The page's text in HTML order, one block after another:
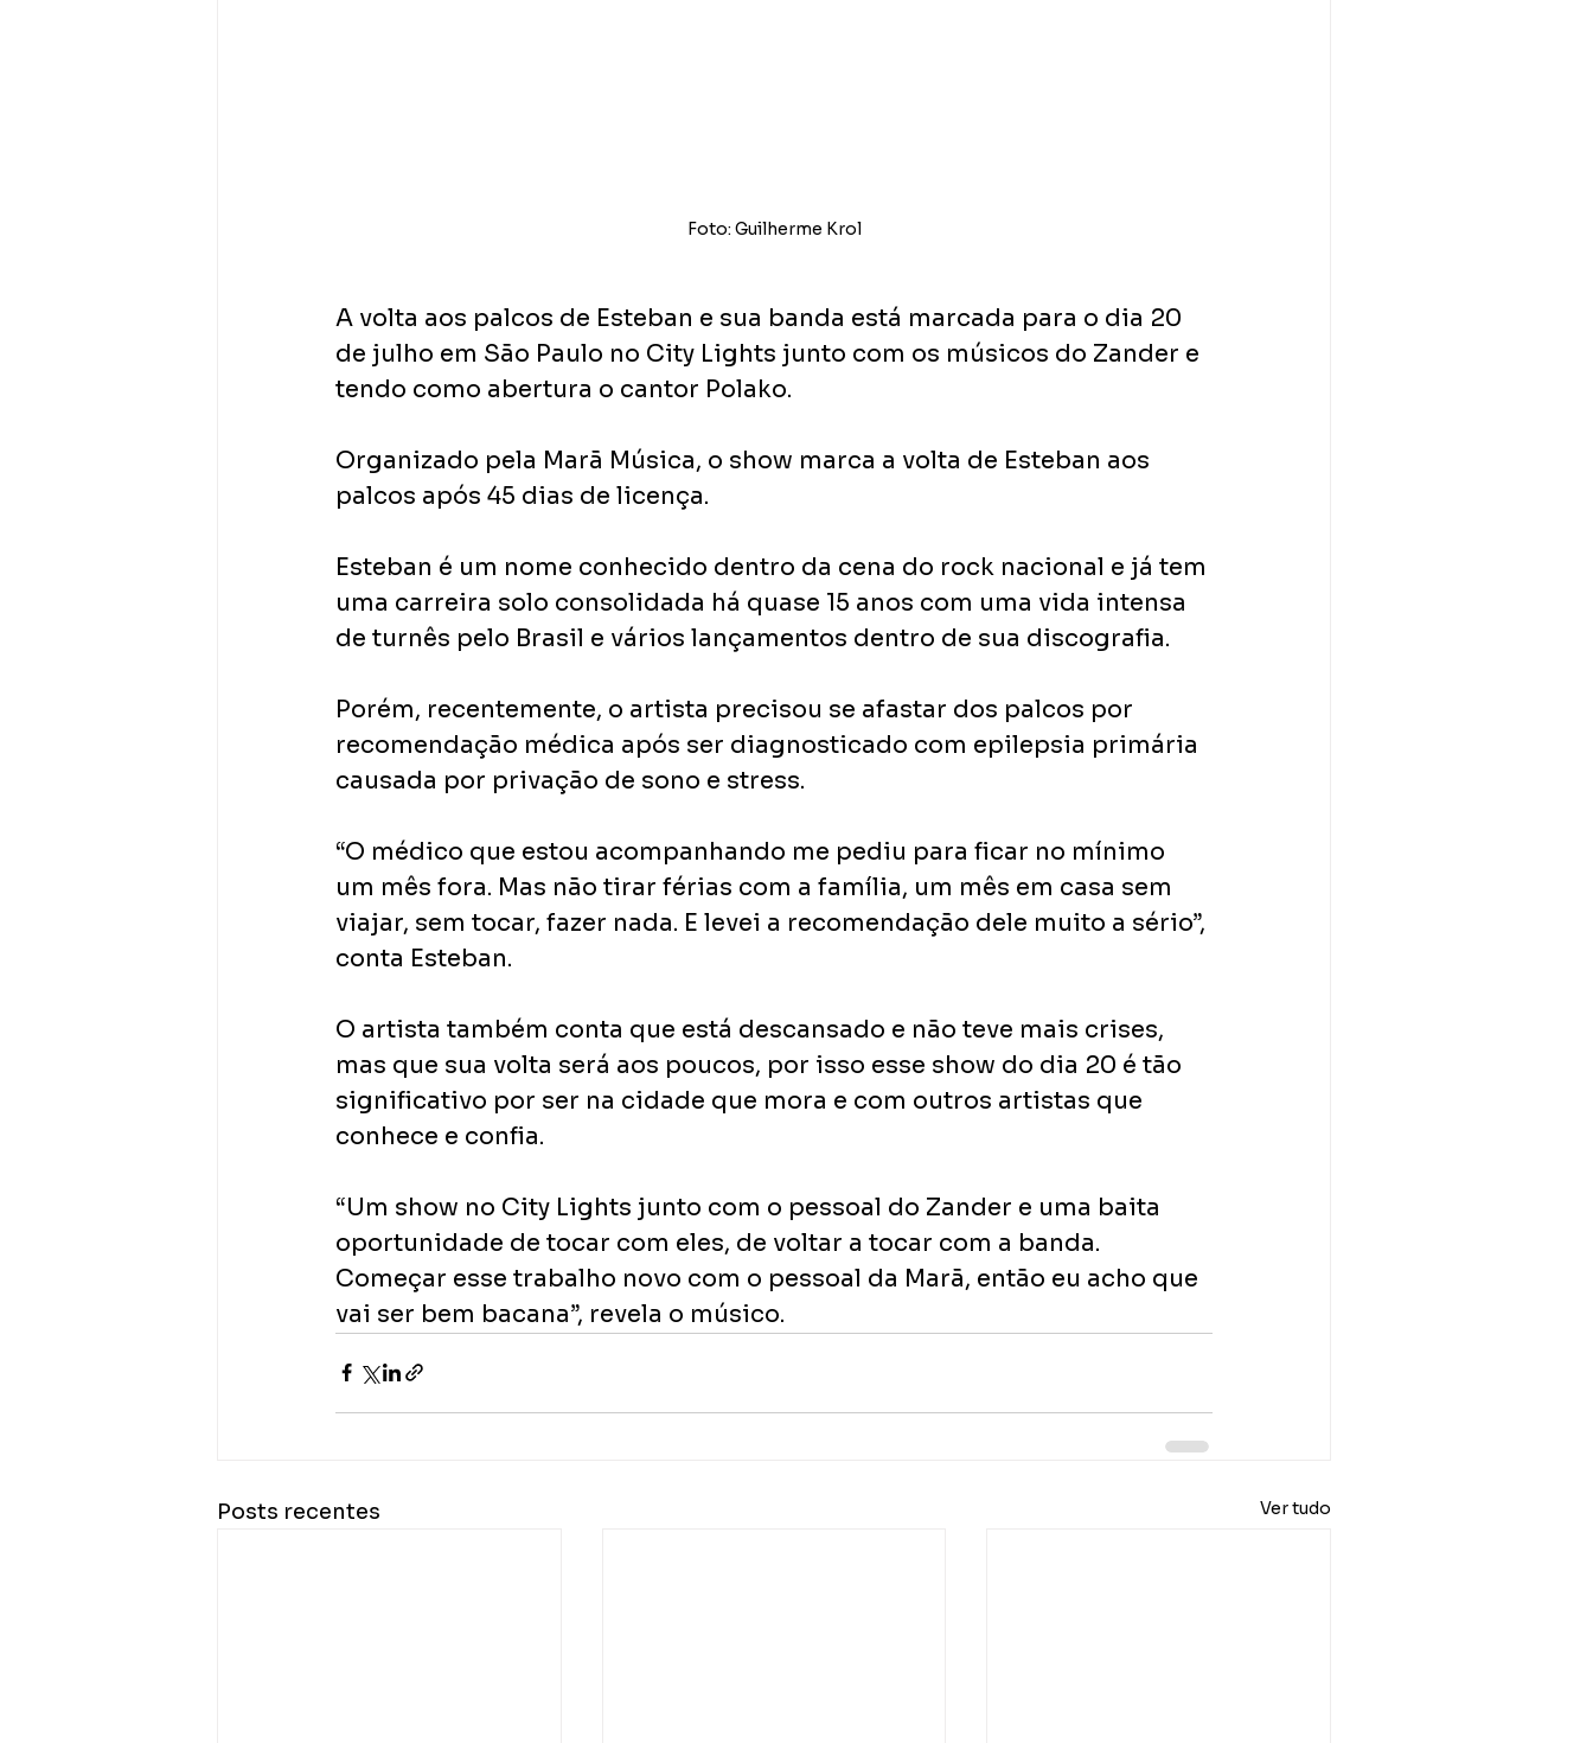
Foto: Guilherme Krol
A volta aos palcos de Esteban e sua banda está marcada para o dia 20
de julho em São Paulo no City Lights junto com os músicos do Zander e
tendo como abertura o cantor Polako.
Organizado pela Marã Música, o show marca a volta de Esteban aos
palcos após 45 dias de licença.
Esteban é um nome conhecido dentro da cena do rock nacional e já tem
uma carreira solo consolidada há quase 15 anos com uma vida intensa
de turnês pelo Brasil e vários lançamentos dentro de sua discografia.
Porém, recentemente, o artista precisou se afastar dos palcos por
recomendação médica após ser diagnosticado com epilepsia primária
causada por privação de sono e stress.
“O médico que estou acompanhando me pediu para ficar no mínimo
um mês fora. Mas não tirar férias com a família, um mês em casa sem
viajar, sem tocar, fazer nada. E levei a recomendação dele muito a sério”,
conta Esteban.
O artista também conta que está descansado e não teve mais crises,
mas que sua volta será aos poucos, por isso esse show do dia 20 é tão
significativo por ser na cidade que mora e com outros artistas que
conhece e confia.
“Um show no City Lights junto com o pessoal do Zander e uma baita
oportunidade de tocar com eles, de voltar a tocar com a banda.
Começar esse trabalho novo com o pessoal da Marã, então eu acho que
vai ser bem bacana”, revela o músico.
Posts recentes Ver tudo